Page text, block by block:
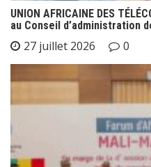
UNION AFRICAINE DES
au Conseil d’administration
27 juillet 2026 0